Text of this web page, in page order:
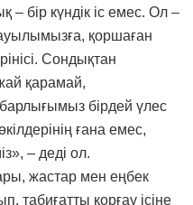
бір күндік іс емес. Ол –
қоршаған
Сондықтан
қарамай,
бірдей үлес
ғана емес,
– деді ол.
жастар мен еңбек
табиғатты қорғау ісіне